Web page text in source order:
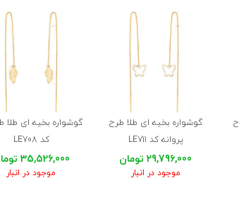
گوشواره بخیه ای طلا طرح
پروانه کد LE711
29,796,000 تومان
موجود در انبار
گوشواره بخیه ای طلا
کد LE708
35,526,000 تومان
موجود در انبار